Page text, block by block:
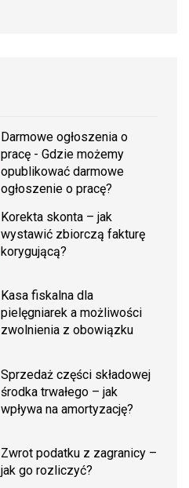
Darmowe ogłoszenia o
pracę - Gdzie możemy
opublikować darmowe
ogłoszenie o pracę?
Korekta skonta – jak
wystawić zbiorczą fakturę
korygującą?
Kasa fiskalna dla
pielęgniarek a możliwości
zwolnienia z obowiązku
Sprzedaż części składowej
środka trwałego – jak
wpływa na amortyzację?
Zwrot podatku z zagranicy –
jak go rozliczyć?